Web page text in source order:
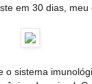
em 30 dias, meu
sistema